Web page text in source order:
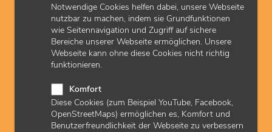
Notwendige Cookies helfen dabei, unsere Webseite
nutzbar zu machen, indem sie Grundfunktionen
wie Seitennavigation und Zugriff auf sichere
Bereiche unserer Webseite ermöglichen. Unsere
Webseite kann ohne diese Cookies nicht richtig
funktionieren.
Komfort
Diese Cookies (zum Beispiel YouTube, Facebook,
OpenStreetMaps) ermöglichen es, Komfort und
Benutzerfreundlichkeit der Webseite zu verbessern
Antrag Akupunktur | pdf | 159 KB
FAQ Akupunktur | pdf | 328 KB
Dokumentation Arzt Akupunktur | pdf | 79 KB
Dokumentation Patient Akupunktur | pdf | 239 KB
Anerkennung von Fallkonferenzen & Qualitätszirkeln |